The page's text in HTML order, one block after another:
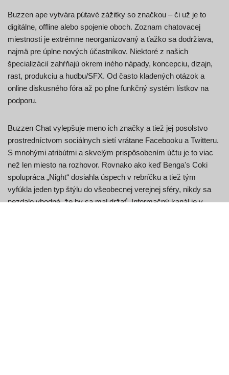
Buzzen ape vytvára pútavé zážitky so značkou – či už je to
digitálne, offline alebo spojenie oboch. Zoznam chatovacej
miestnosti je extrémne neorganizovaný a ťažko sa dodržiava,
najmä pre úplne nových účastníkov. Niektoré z našich
špecializácií zahŕňajú okrem iného nápady, koncepciu, dizajn,
rast, produkciu a hudbu/SFX. Od často kladených otázok a
online diskusného fóra až po plne funkčný systém lístkov na
podporu.
Buzzen Chat vylepšuje meno ich značky a tiež jej posolstvo
prostredníctvom sociálnych sietí vrátane Facebooku a Twitteru.
S mnohými atribútmi a skvelým prispôsobením účtu je to viac
než len miesto na rozhovor. Rovnako ako keď Benga's Coki
spolupráca „Night“ dosiahla úspech v rebríčku a tiež tým
vyfúkla jeden typ štýlu do všeobecnej verejnej sféry, nikdy sa
nezdalo vhodné, že by sa mal držať. Informačný kanál je v